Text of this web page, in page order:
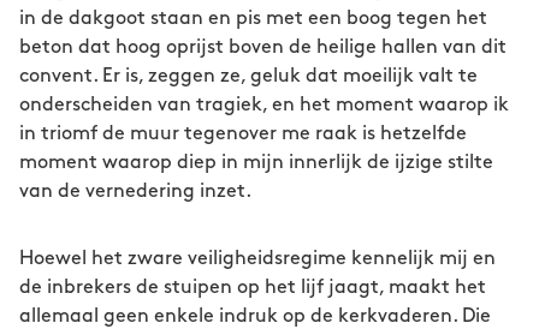
in de dakgoot staan en pis met een boog tegen het
beton dat hoog oprijst boven de heilige hallen van dit
convent. Er is, zeggen ze, geluk dat moeilijk valt te
onderscheiden van tragiek, en het moment waarop ik
in triomf de muur tegenover me raak is hetzelfde
moment waarop diep in mijn innerlijk de ijzige stilte
van de vernedering inzet.
Hoewel het zware veiligheidsregime kennelijk mij en
de inbrekers de stuipen op het lijf jaagt, maakt het
allemaal geen enkele indruk op de kerkvaderen. Die